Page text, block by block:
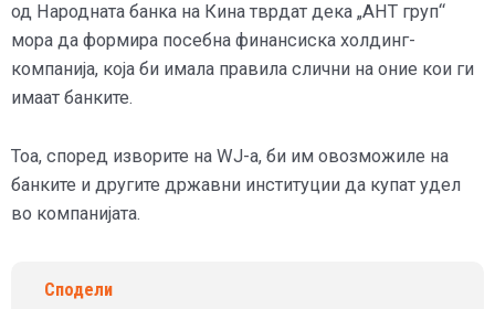
од Народната банка на Кина тврдат дека „АНТ груп“
мора да формира посебна финансиска холдинг-
компанија, која би имала правила слични на оние кои ги
имаат банките.
Тоа, според изворите на WJ-а, би им овозможиле на
банките и другите државни институции да купат удел
во компанијата.
Сподели